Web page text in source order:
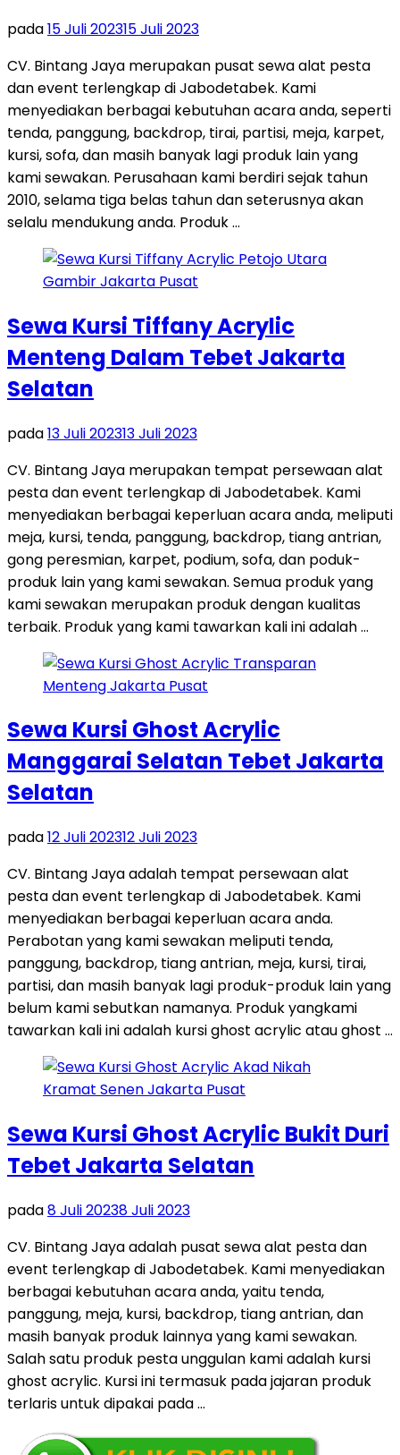
pada15 Juli 202315 Juli 2023
CV. Bintang Jaya merupakan pusat sewa alat pesta
dan event terlengkap di Jabodetabek. Kami
menyediakan berbagai kebutuhan acara anda, seperti
tenda, panggung, backdrop, tirai, partisi, meja, karpet,
kursi, sofa, dan masih banyak lagi produk lain yang
kami sewakan. Perusahaan kami berdiri sejak tahun
2010, selama tiga belas tahun dan seterusnya akan
selalu mendukung anda. Produk …
Sewa Kursi Tiffany Acrylic
Menteng Dalam Tebet Jakarta
Selatan
pada13 Juli 202313 Juli 2023
CV. Bintang Jaya merupakan tempat persewaan alat
pesta dan event terlengkap di Jabodetabek. Kami
menyediakan berbagai keperluan acara anda, meliputi
meja, kursi, tenda, panggung, backdrop, tiang antrian,
gong peresmian, karpet, podium, sofa, dan poduk-
produk lain yang kami sewakan. Semua produk yang
kami sewakan merupakan produk dengan kualitas
terbaik. Produk yang kami tawarkan kali ini adalah …
Sewa Kursi Ghost Acrylic
Manggarai Selatan Tebet Jakarta
Selatan
pada12 Juli 202312 Juli 2023
CV. Bintang Jaya adalah tempat persewaan alat
pesta dan event terlengkap di Jabodetabek. Kami
menyediakan berbagai keperluan acara anda.
Perabotan yang kami sewakan meliputi tenda,
panggung, backdrop, tiang antrian, meja, kursi, tirai,
partisi, dan masih banyak lagi produk-produk lain yang
belum kami sebutkan namanya. Produk yangkami
tawarkan kali ini adalah kursi ghost acrylic atau ghost …
Sewa Kursi Ghost Acrylic Bukit Duri
Tebet Jakarta Selatan
pada8 Juli 20238 Juli 2023
CV. Bintang Jaya adalah pusat sewa alat pesta dan
event terlengkap di Jabodetabek. Kami menyediakan
berbagai kebutuhan acara anda, yaitu tenda,
panggung, meja, kursi, backdrop, tiang antrian, dan
masih banyak produk lainnya yang kami sewakan.
Salah satu produk pesta unggulan kami adalah kursi
ghost acrylic. Kursi ini termasuk pada jajaran produk
terlaris untuk dipakai pada …